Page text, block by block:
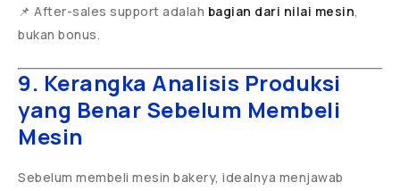
📌 After-sales support adalah bagian dari nilai mesin,
bukan bonus.
9. Kerangka Analisis Produksi
yang Benar Sebelum Membeli
Mesin
Sebelum membeli mesin bakery, idealnya menjawab